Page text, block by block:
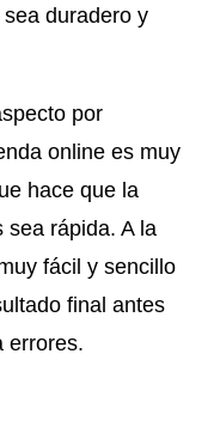
duradero y
por
online es muy
hace que la
sea rápida. A la
fácil y sencillo
final antes
errores.